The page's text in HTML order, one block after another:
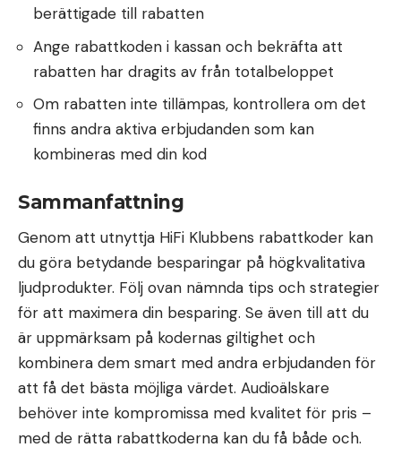
berättigade till rabatten
Ange rabattkoden i kassan och bekräfta att
rabatten har dragits av från totalbeloppet
Om rabatten inte tillämpas, kontrollera om det
finns andra aktiva erbjudanden som kan
kombineras med din kod
Sammanfattning
Genom att utnyttja HiFi Klubbens rabattkoder kan
du göra betydande besparingar på högkvalitativa
ljudprodukter. Följ ovan nämnda tips och strategier
för att maximera din besparing. Se även till att du
är uppmärksam på kodernas giltighet och
kombinera dem smart med andra erbjudanden för
att få det bästa möjliga värdet. Audioälskare
behöver inte kompromissa med kvalitet för pris –
med de rätta rabattkoderna kan du få både och.